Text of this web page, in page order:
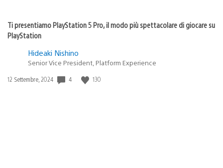
Ti presentiamo PlayStation 5 Pro, il modo più spettacolare di giocare su
PlayStation
Hideaki Nishino
Senior Vice President, Platform Experience
Data
12 Settembre, 2024 4 130